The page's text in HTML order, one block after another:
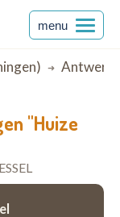
menu
"Huize